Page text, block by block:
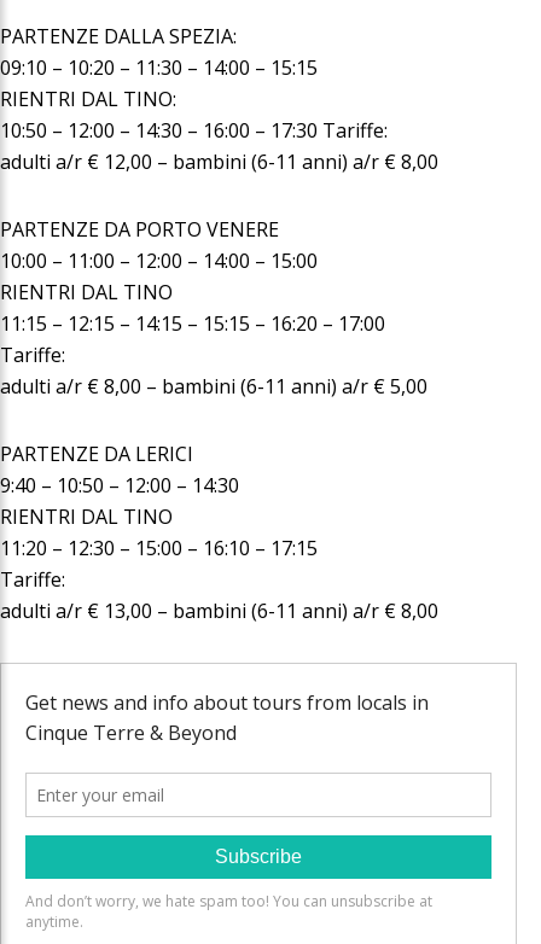
PARTENZE DALLA SPEZIA:
09:10 – 10:20 – 11:30 – 14:00 – 15:15
RIENTRI DAL TINO:
10:50 – 12:00 – 14:30 – 16:00 – 17:30 Tariffe:
adulti a/r € 12,00 – bambini (6-11 anni) a/r € 8,00
PARTENZE DA PORTO VENERE
10:00 – 11:00 – 12:00 – 14:00 – 15:00
RIENTRI DAL TINO
11:15 – 12:15 – 14:15 – 15:15 – 16:20 – 17:00
Tariffe:
adulti a/r € 8,00 – bambini (6-11 anni) a/r € 5,00
PARTENZE DA LERICI
9:40 – 10:50 – 12:00 – 14:30
RIENTRI DAL TINO
11:20 – 12:30 – 15:00 – 16:10 – 17:15
Tariffe:
adulti a/r € 13,00 – bambini (6-11 anni) a/r € 8,00